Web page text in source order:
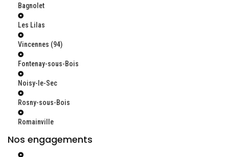
Bagnolet
Les Lilas
Vincennes (94)
Fontenay-sous-Bois
Noisy-le-Sec
Rosny-sous-Bois
Romainville
Nos engagements